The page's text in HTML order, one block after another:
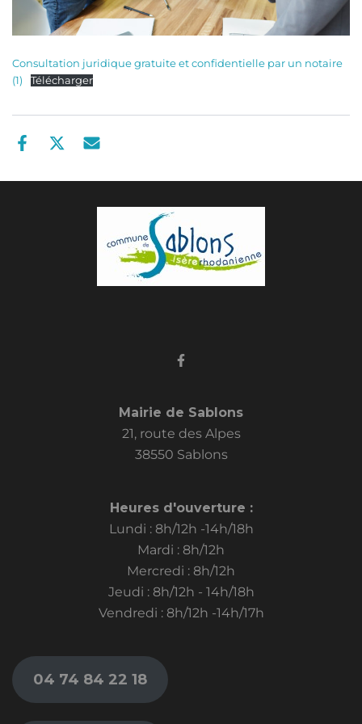
Consultation juridique gratuite et confidentielle par un notaire
(1)
Télécharger
Mairie de Sablons
21, route des Alpes
38550 Sablons
Heures d'ouverture :
Lundi : 8h/12h -14h/18h
Mardi : 8h/12h
Mercredi : 8h/12h
Jeudi : 8h/12h - 14h/18h
Vendredi : 8h/12h -14h/17h
04 74 84 22 18